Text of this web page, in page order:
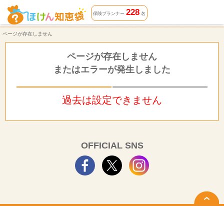
ページが存在しません | ほけん知恵袋
保険プランナー 228名
ページが存在しません
ページが存在しません
またはエラーが発生しました
過去は設定できません
OFFICIAL SNS